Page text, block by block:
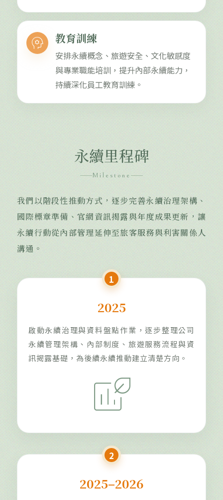
psychology 教育訓練
安排永續概念、旅遊安全、文化敏感度
與專業職能培訓，提升內部永續能力，
持續深化員工教育訓練。
永續里程碑
Milestone
我們以階段性推動方式，逐步完善永續治理架構、
國際標章準備、官網資訊揭露與年度成果更新，讓
永續行動從內部管理延伸至旅客服務與利害關係人
溝通。
1
2025
啟動永續治理與資料盤點作業，逐步整理公司
永續管理架構、內部制度、旅遊服務流程與資
訊揭露基礎，為後續永續推動建立清楚方向。
energy_program_time_used
2
2025–2026